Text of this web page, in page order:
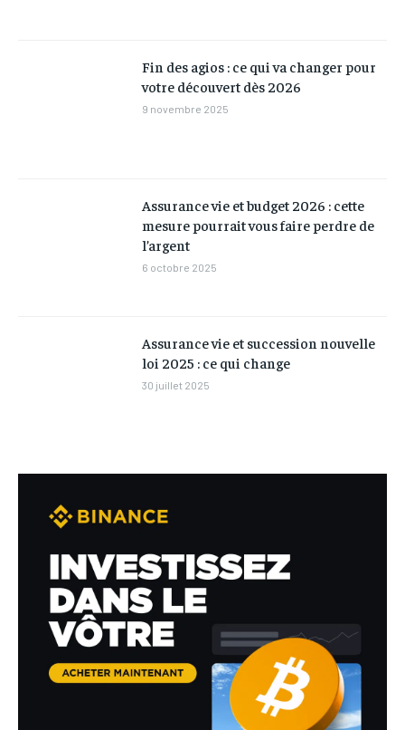
Fin des agios : ce qui va changer pour
votre découvert dès 2026
9 novembre 2025
Assurance vie et budget 2026 : cette
mesure pourrait vous faire perdre de
l’argent
6 octobre 2025
Assurance vie et succession nouvelle
loi 2025 : ce qui change
30 juillet 2025